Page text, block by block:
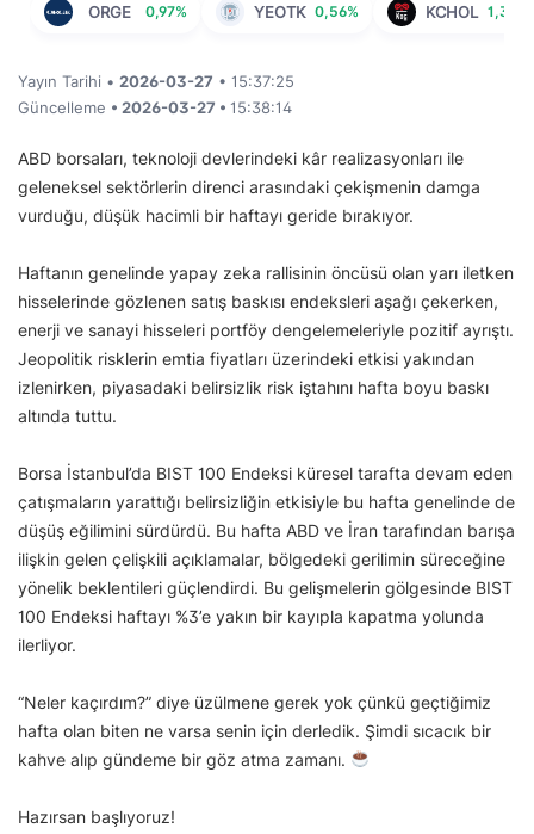
ORGE 0,97% YEOTK 0,56% KCHOL 1,33%
Yayın Tarihi • 2026-03-27 • 15:37:25
Güncelleme • 2026-03-27 • 15:38:14
ABD borsaları, teknoloji devlerindeki kâr realizasyonları ile
geleneksel sektörlerin direnci arasındaki çekişmenin damga
vurduğu, düşük hacimli bir haftayı geride bırakıyor.
Haftanın genelinde yapay zeka rallisinin öncüsü olan yarı iletken
hisselerinde gözlenen satış baskısı endeksleri aşağı çekerken,
enerji ve sanayi hisseleri portföy dengelemeleriyle pozitif ayrıştı.
Jeopolitik risklerin emtia fiyatları üzerindeki etkisi yakından
izlenirken, piyasadaki belirsizlik risk iştahını hafta boyu baskı
altında tuttu.
Borsa İstanbul’da BIST 100 Endeksi küresel tarafta devam eden
çatışmaların yarattığı belirsizliğin etkisiyle bu hafta genelinde de
düşüş eğilimini sürdürdü. Bu hafta ABD ve İran tarafından barışa
ilişkin gelen çelişkili açıklamalar, bölgedeki gerilimin süreceğine
yönelik beklentileri güçlendirdi. Bu gelişmelerin gölgesinde BIST
100 Endeksi haftayı %3’e yakın bir kayıpla kapatma yolunda
ilerliyor.
“Neler kaçırdım?” diye üzülmene gerek yok çünkü geçtiğimiz
hafta olan biten ne varsa senin için derledik. Şimdi sıcacık bir
kahve alıp gündeme bir göz atma zamanı.
Hazırsan başlıyoruz!